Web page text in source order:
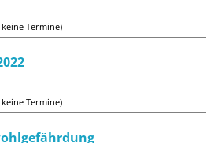
Termine)
Termine)